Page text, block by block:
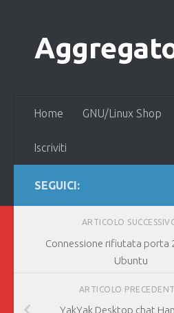
Home GNU/Linux Shop
Iscriviti
SEGUICI:
ARTICOLO
Connessione rifiutata porta
Ubuntu
ARTICOLO
YakYak Desktop chat